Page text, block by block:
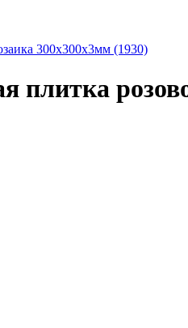
300х300х3мм (1930)